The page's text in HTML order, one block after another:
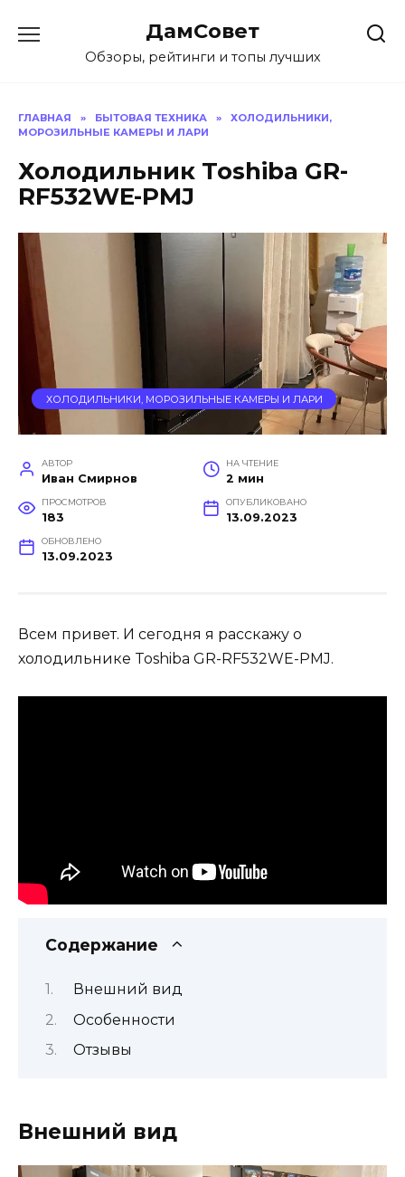
содержанию
ДамСовет
Обзоры, рейтинги и топы лучших
ГЛАВНАЯ » БЫТОВАЯ ТЕХНИКА »
ХОЛОДИЛЬНИКИ,
МОРОЗИЛЬНЫЕ КАМЕРЫ И ЛАРИ
Холодильник Toshiba GR-
RF532WE-PMJ
ХОЛОДИЛЬНИКИ, МОРОЗИЛЬНЫЕ КАМЕРЫ И ЛАРИ
АВТОР
Иван Смирнов
НА ЧТЕНИЕ
2 мин
ПРОСМОТРОВ
183
ОПУБЛИКОВАНО
13.09.2023
ОБНОВЛЕНО
13.09.2023
Всем привет. И сегодня я расскажу о
холодильнике Toshiba GR-RF532WE-PMJ.
Содержание
Внешний вид
Особенности
Отзывы
Внешний вид